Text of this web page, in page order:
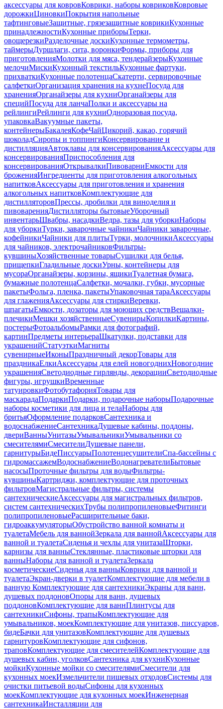
аксессуары для ковровКоврики, наборы ковриковКовровые
дорожкиЦиновкиПокрытия напольные
тафтинговыеЗащитные, грязезащитные коврикиКухонные
принадлежностиКухонные приборыТерки,
овощерезкиРазделочные доскиКухонные термометры,
таймерыДуршлаги, сита, воронкиФормы, приборы для
приготовленияМолотки для мяса, тендерайзерыКухонные
мелочиМискиКухонный текстильКухонные фартуки,
прихваткиКухонные полотенцаСкатерти, сервировочные
салфеткиОрганизация хранения на кухнеПосуда для
храненияОрганайзеры для кухниОрганайзеры для
специйПосуда для ланчаПолки и аксессуары на
рейлингиРейлинги для кухниОдноразовая посуда,
упаковкаВакуумные пакеты,
контейнерыБакалеяКофеЧайЦикорий, какао, горячий
шоколадСиропы и топпингиКонсервирование и
дистилляцияАвтоклавы для консервированияАксессуары для
консервированияПриспособления для
консервированияОткрывалкиПивоварниЕмкости для
броженияИнгредиенты для приготовления алкогольных
напитковАксессуары для приготовления и хранения
алкогольных напитковКомплектующие для
дистилляторовПрессы, дробилки для виноделия и
пивоваренияДистилляторы бытовыеУборочный
инвентарьШвабры, насадкиВедра, тазы для уборкиНаборы
для уборкиТурки, заварочные чайникиЧайники заварочные,
кофейникиЧайники для плитыТурки, молочникиАксессуары
для чайников, электрочайниковФильтры-
кувшиныХозяйственные товарыСушилки для белья,
прищепкиГладильные доскиУрны, контейнеры для
мусораОрганайзеры, корзины, ящикиТуалетная бумага,
бумажные полотенцаСалфетки, мочалки, губки, мусорные
пакетыФольга, пленка, пакетыУпаковочная тараАксессуары
для глаженияАксессуары для стиркиВеревки,
шпагатыЕмкости, дозаторы для моющих средствВешалки-
плечикиМешки хозяйственныеСувенирыКопилкиКартины,
постерыФотоальбомыРамки для фотографий,
картинПредметы интерьераШкатулки, подставки для
украшенийСтатуэткиМагниты
сувенирныеИконыПраздничный декорТовары для
праздникаЕлкиАксессуары для елей новогоднихНовогодние
украшенияСветодиодные гирлянды, декорацииСветодиодные
фигуры, игрушкиВременные
татуировкиФотобутафорияТовары для
маскарадаПодаркиПодарки, подарочные наборыПодарочные
наборы косметики для лица и телаНаборы для
бритьяОформление подарковСантехника и
водоснабжениеСантехникаДушевые кабины, поддоны,
двериВанныУнитазыУмывальникиУмывальники со
смесителямиСмесителиДушевые панели,
гарнитурыБидеПиссуарыПолотенцесушителиСпа-бассейны с
гидромассажемВодоснабжениеВодонагревателиБытовые
насосыПроточные фильтры для водыФильтры-
кувшиныКартриджи, комплектующие для проточных
фильтровМагистральные фильтры, системы
сантехническиеАксессуары для магистральных фильтров,
систем сантехническихТрубы полипропиленовыеФитинги
полипропиленовыеРасширительные баки,
гидроаккумуляторыОбустройство ванной комнаты и
туалетаМебель для ваннойЗеркала для ваннойАксессуары для
ванной и туалетаСиденья и чехлы для унитазаШторки,
карнизы для ванныСтеклянные, пластиковые шторки для
ванныНаборы для ванной и туалетаЗеркала
косметическиеСиденья для ванныКоврики для ванной и
туалетаЭкран-дверки в туалетКомплектующие для мебели в
ванную Комплектующие для сантехникиЭкраны для ванн,
душевых поддоновОпоры для ванн, душевых
поддоновКомплектующие для ваннПлинтусы для
сантехникиСифоны, трапыКомплектующие для
умывальников, моекКомплектующие для унитазов, писсуаров,
бидеБачки для унитазовКомплектующие для душевых
гарнитуровКомплектующие для сифонов,
траповКомплектующие для смесителейКомплектующие для
душевых кабин, уголковСантехника для кухниКухонные
мойкиКухонные мойки со смесителямиСмесители для
кухонных моекИзмельчители пищевых отходовСистемы для
очистки питьевой водыСифоны для кухонных
моекКомплектующие для кухонных моекИнженерная
сантехникаИнсталляции для